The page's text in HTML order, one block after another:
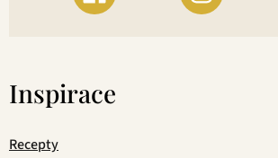
Inspirace
Recepty